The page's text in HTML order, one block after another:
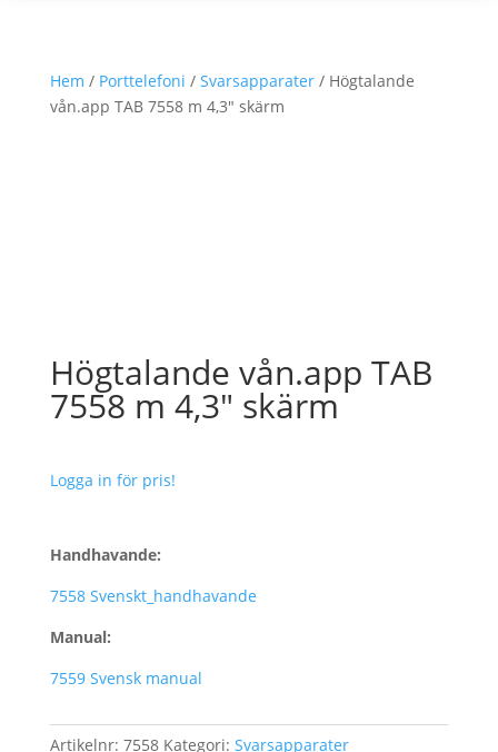
Hem / Porttelefoni / Svarsapparater/ Högtalande
vån.app TAB 7558 m 4,3″ skärm
Högtalande vån.app TAB
7558 m 4,3″ skärm
Logga in för pris!
Handhavande:
7558 Svenskt_handhavande
Manual:
7559 Svensk manual
Artikelnr: 7558 Kategori: Svarsapparater